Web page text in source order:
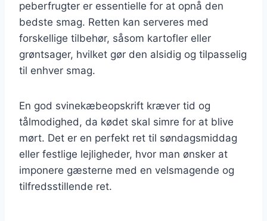
peberfrugter er essentielle for at opnå den
bedste smag. Retten kan serveres med
forskellige tilbehør, såsom kartofler eller
grøntsager, hvilket gør den alsidig og tilpasselig
til enhver smag.
En god svinekæbeopskrift kræver tid og
tålmodighed, da kødet skal simre for at blive
mørt. Det er en perfekt ret til søndagsmiddag
eller festlige lejligheder, hvor man ønsker at
imponere gæsterne med en velsmagende og
tilfredsstillende ret.